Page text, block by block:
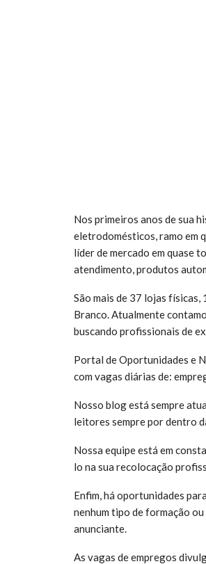
Nos primeiros anos de sua
eletrodomésticos, ramo em
líder de mercado em quase
atendimento, produtos
São mais de 37 lojas
Branco. Atualmente
buscando profissionais de
Portal de Oportunidades e
com vagas diárias de:
Nosso blog está sempre
leitores sempre por dentro
Nossa equipe está em
lo na sua recolocação
Enfim, há oportunidades
nenhum tipo de formação
anunciante.
As vagas de empregos